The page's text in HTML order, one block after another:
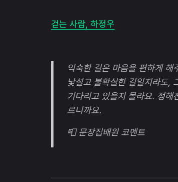
걷는 사람, 하정우
익숙한 길은 마음을 편하게 해
낯설고 불확실한 길일지라도,
기다리고 있을지 몰라요. 정해
르니까요.
📮 문장집배원 코멘트